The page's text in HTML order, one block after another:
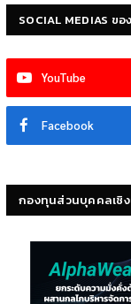
SOCIAL MEDIAS ขอ
YouTube
Facebook
กองทุนส่วนบุคคลเชิ